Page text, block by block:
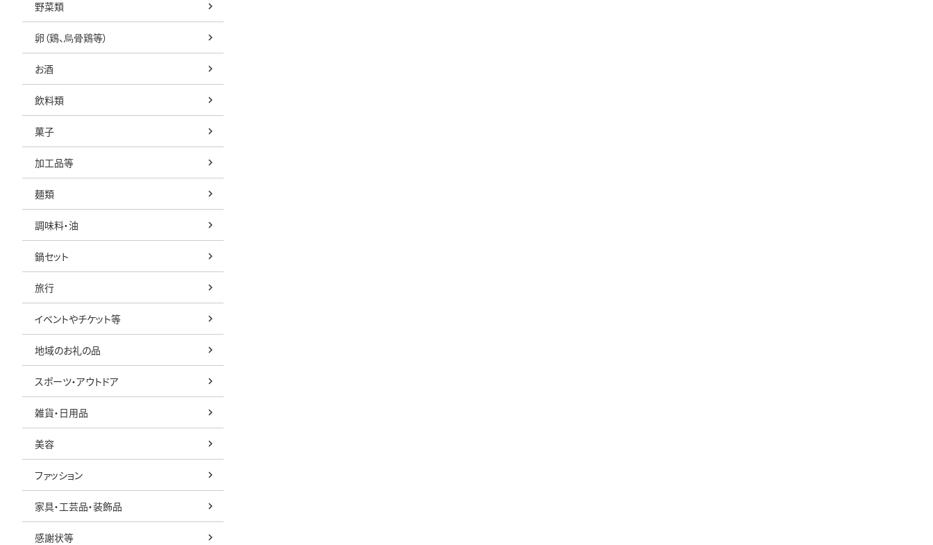
野菜類
卵（鶏、烏骨鶏等）
お酒
飲料類
菓子
加工品等
麺類
調味料・油
鍋セット
旅行
イベントやチケット等
地域のお礼の品
スポーツ・アウトドア
雑貨・日用品
美容
ファッション
家具・工芸品・装飾品
感謝状等